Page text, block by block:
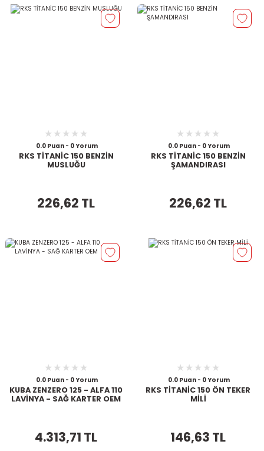
0.0 Puan - 0 Yorum
RKS TİTANİC 150 BENZİN
MUSLUĞU
226,62 TL
0.0 Puan - 0 Yorum
RKS TİTANİC 150 BENZİN
ŞAMANDIRASI
226,62 TL
0.0 Puan - 0 Yorum
KUBA ZENZERO 125 - ALFA 110
LAVİNYA - SAĞ KARTER OEM
4.313,71 TL
0.0 Puan - 0 Yorum
RKS TİTANİC 150 ÖN TEKER
MİLİ
146,63 TL